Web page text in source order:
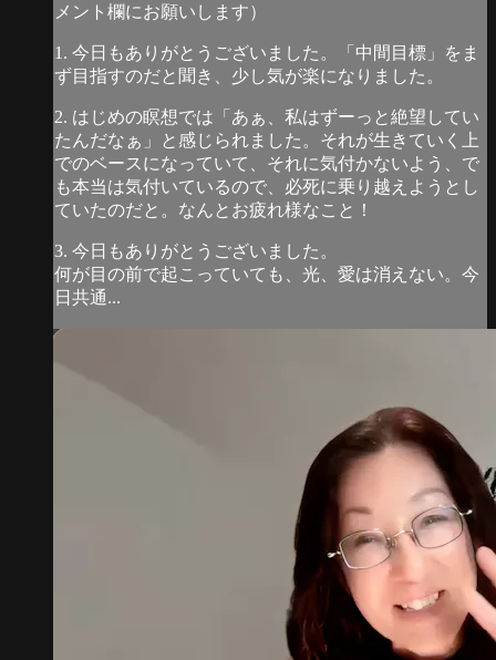
メント欄にお願いします）
1. 今日もありがとうございました。「中間目標」をま
ず目指すのだと聞き、少し気が楽になりました。
2. はじめの瞑想では「あぁ、私はずーっと絶望してい
たんだなぁ」と感じられました。それが生きていく上
でのベースになっていて、それに気付かないよう、で
も本当は気付いているので、必死に乗り越えようとし
ていたのだと。なんとお疲れ様なこと！
3. 今日もありがとうございました。
何が目の前で起こっていても、光、愛は消えない。今
日共通...